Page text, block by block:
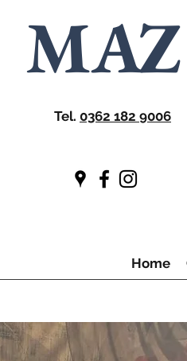
Tel. 0362 182 9006
Home